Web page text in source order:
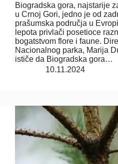
Biogradska gora, najstarije
u Crnoj Gori, jedno je od
prašumska područja u
lepota privlači posetioce
bogatstvom flore i faune.
Nacionalnog parka, Marija
ističe da Biogradska gora…
10.11.2024